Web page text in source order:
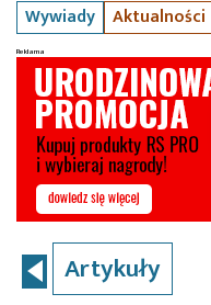
Wywiady Aktualności
Artykuły